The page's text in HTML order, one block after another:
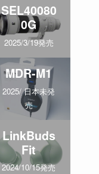
SEL40080
0G
2025/3/19発売
MDR-M1
2025/ 日本未発
売
LinkBuds
Fit
2024/10/15発売